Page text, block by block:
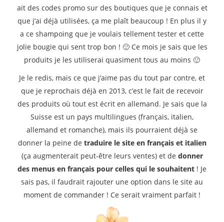
ait des codes promo sur des boutiques que je connais et
que j’ai déjà utilisées, ça me plaît beaucoup ! En plus il y
a ce shampoing que je voulais tellement tester et cette
jolie bougie qui sent trop bon ! 🙂 Ce mois je sais que les
produits je les utiliserai quasiment tous au moins 🙂
Je le redis, mais ce que j’aime pas du tout par contre, et
que je reprochais déjà en 2013, c’est le fait de recevoir
des produits où tout est écrit en allemand. Je sais que la
Suisse est un pays multilingues (français, italien,
allemand et romanche), mais ils pourraient déjà se
donner la peine de traduire le site en français et italien
(ça augmenterait peut-être leurs ventes) et de donner
des menus en français pour celles qui le souhaitent ! Je
sais pas, il faudrait rajouter une option dans le site au
moment de commander ! Ce serait vraiment parfait !